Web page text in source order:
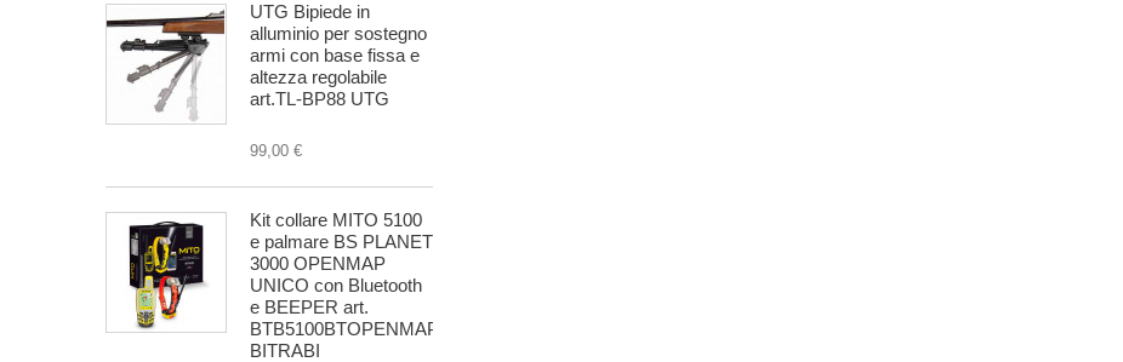
UTG Bipiede in
alluminio per sostegno
armi con base fissa e
altezza regolabile
art.TL-BP88 UTG
99,00 €
Kit collare MITO 5100
e palmare BS PLANET
3000 OPENMAP
UNICO con Bluetooth
e BEEPER art.
BTB5100BTOPENMAPUNICO
BITRABI